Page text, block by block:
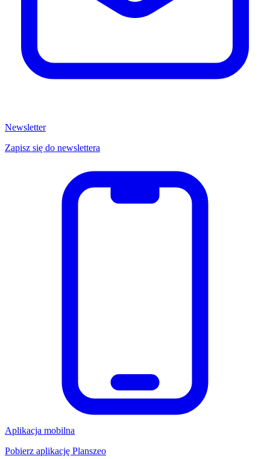
Newsletter
Zapisz się do newslettera
Aplikacja mobilna
Pobierz aplikację Planszeo